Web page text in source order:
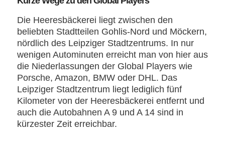
Die Heeresbäckerei liegt zwischen den
beliebten Stadtteilen Gohlis-Nord und Möckern,
nördlich des Leipziger Stadtzentrums. In nur
wenigen Autominuten erreicht man von hier aus
die Niederlassungen der Global Players wie
Porsche, Amazon, BMW oder DHL. Das
Leipziger Stadtzentrum liegt lediglich fünf
Kilometer von der Heeresbäckerei entfernt und
auch die Autobahnen A 9 und A 14 sind in
kürzester Zeit erreichbar.